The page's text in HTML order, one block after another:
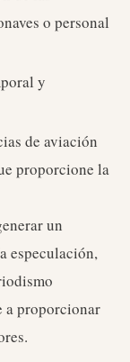
o personal
y
de aviación
proporcione la
un
especulación,
a proporcionar